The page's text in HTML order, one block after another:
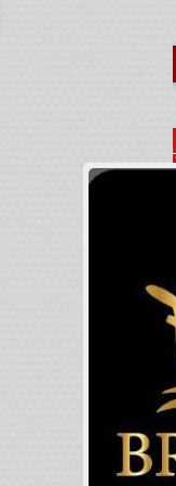
تجمع بين الموقع